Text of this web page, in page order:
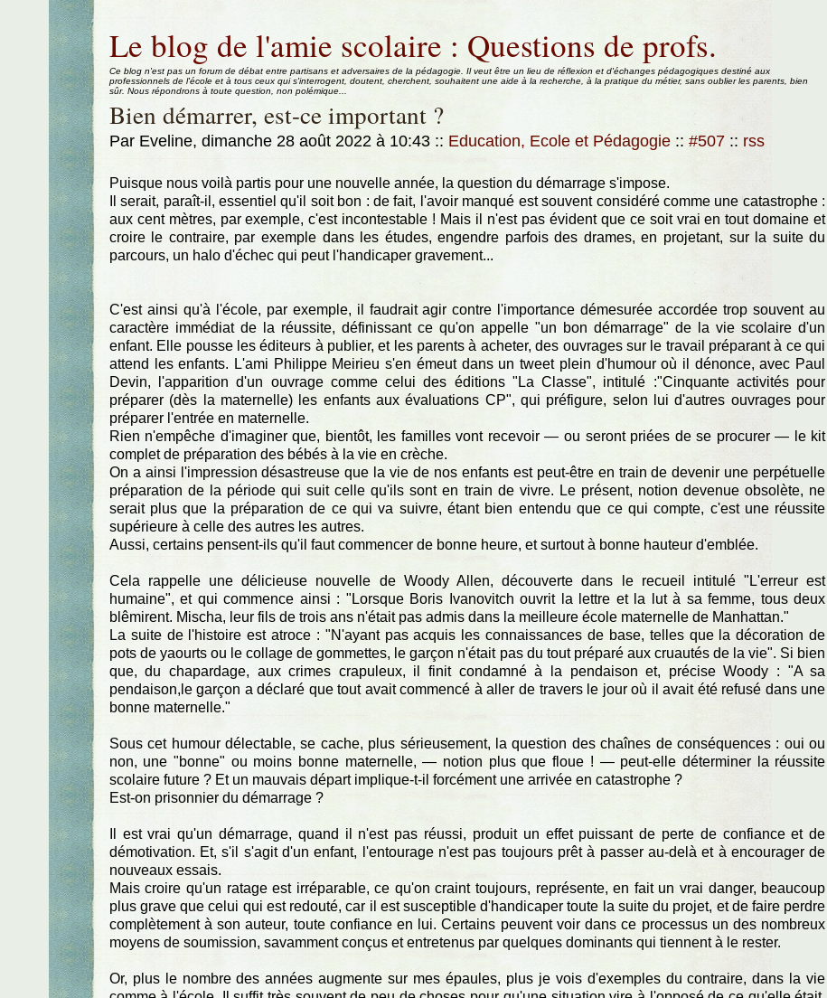
Aller au contenu
Le blog de l'amie scolaire : Questions de profs.
Ce blog n'est pas un forum de débat entre partisans et adversaires de la pédagogie. Il veut être un lieu de réflexion et d'échanges pédagogiques destiné aux
professionnels de l'école et à tous ceux qui s'interrogent, doutent, cherchent, souhaitent une aide à la recherche, à la pratique du métier, sans oublier les parents, bien
sûr. Nous répondrons à toute question, non polémique...
Bien démarrer, est-ce important ?
Par Eveline, dimanche 28 août 2022 à 10:43 :: Education, Ecole et Pédagogie :: #507 :: rss
Puisque nous voilà partis pour une nouvelle année, la question du démarrage s'impose.
Il serait, paraît-il, essentiel qu'il soit bon : de fait, l'avoir manqué est souvent considéré comme une catastrophe :
aux cent mètres, par exemple, c'est incontestable ! Mais il n'est pas évident que ce soit vrai en tout domaine et
croire le contraire, par exemple dans les études, engendre parfois des drames, en projetant, sur la suite du
parcours, un halo d'échec qui peut l'handicaper gravement...
C'est ainsi qu'à l'école, par exemple, il faudrait agir contre l'importance démesurée accordée trop souvent au
caractère immédiat de la réussite, définissant ce qu'on appelle "un bon démarrage" de la vie scolaire d'un
enfant. Elle pousse les éditeurs à publier, et les parents à acheter, des ouvrages sur le travail préparant à ce qui
attend les enfants. L'ami Philippe Meirieu s'en émeut dans un tweet plein d'humour où il dénonce, avec Paul
Devin, l'apparition d'un ouvrage comme celui des éditions "La Classe", intitulé :"Cinquante activités pour
préparer (dès la maternelle) les enfants aux évaluations CP", qui préfigure, selon lui d'autres ouvrages pour
préparer l'entrée en maternelle.
Rien n'empêche d'imaginer que, bientôt, les familles vont recevoir — ou seront priées de se procurer — le kit
complet de préparation des bébés à la vie en crèche.
On a ainsi l'impression désastreuse que la vie de nos enfants est peut-être en train de devenir une perpétuelle
préparation de la période qui suit celle qu'ils sont en train de vivre. Le présent, notion devenue obsolète, ne
serait plus que la préparation de ce qui va suivre, étant bien entendu que ce qui compte, c'est une réussite
supérieure à celle des autres les autres.
Aussi, certains pensent-ils qu'il faut commencer de bonne heure, et surtout à bonne hauteur d'emblée.
Cela rappelle une délicieuse nouvelle de Woody Allen, découverte dans le recueil intitulé "L'erreur est
humaine", et qui commence ainsi : "Lorsque Boris Ivanovitch ouvrit la lettre et la lut à sa femme, tous deux
blêmirent. Mischa, leur fils de trois ans n'était pas admis dans la meilleure école maternelle de Manhattan."
La suite de l'histoire est atroce : "N'ayant pas acquis les connaissances de base, telles que la décoration de
pots de yaourts ou le collage de gommettes, le garçon n'était pas du tout préparé aux cruautés de la vie". Si bien
que, du chapardage, aux crimes crapuleux, il finit condamné à la pendaison et, précise Woody : "A sa
pendaison,le garçon a déclaré que tout avait commencé à aller de travers le jour où il avait été refusé dans une
bonne maternelle."
Sous cet humour délectable, se cache, plus sérieusement, la question des chaînes de conséquences : oui ou
non, une "bonne" ou moins bonne maternelle, — notion plus que floue ! — peut-elle déterminer la réussite
scolaire future ? Et un mauvais départ implique-t-il forcément une arrivée en catastrophe ?
Est-on prisonnier du démarrage ?
Il est vrai qu'un démarrage, quand il n'est pas réussi, produit un effet puissant de perte de confiance et de
démotivation. Et, s'il s'agit d'un enfant, l'entourage n'est pas toujours prêt à passer au-delà et à encourager de
nouveaux essais.
Mais croire qu'un ratage est irréparable, ce qu'on craint toujours, représente, en fait un vrai danger, beaucoup
plus grave que celui qui est redouté, car il est susceptible d'handicaper toute la suite du projet, et de faire perdre
complètement à son auteur, toute confiance en lui. Certains peuvent voir dans ce processus un des nombreux
moyens de soumission, savamment conçus et entretenus par quelques dominants qui tiennent à le rester.
Or, plus le nombre des années augmente sur mes épaules, plus je vois d'exemples du contraire, dans la vie